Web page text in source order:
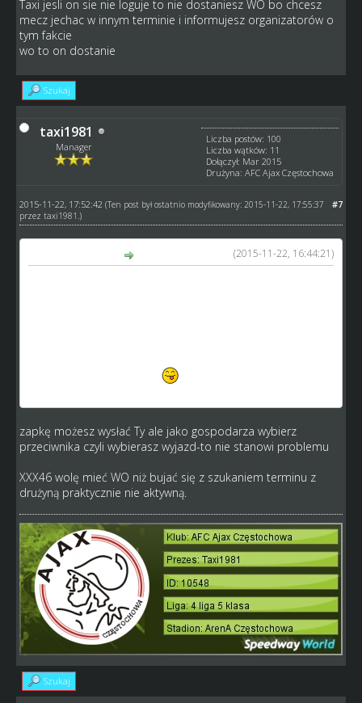
Taxi jesli on sie nie loguje to nie dostaniesz WO bo chcesz
mecz jechac w innym terminie i informujesz organizatorów o
tym fakcie
wo to on dostanie
Szukaj
taxi1981
Manager
Liczba postów: 100
Liczba wątków: 11
Dołączył: Mar 2015
Drużyna: AFC Ajax Częstochowa
#7
2015-11-22, 17:52:42 (Ten post był ostatnio modyfikowany: 2015-11-22, 17:55:37
przez taxi1981 .)
(2015-11-22, 16:44:21)
taxi1981 mam ten sam
zapkę możesz wysłać Ty ale jako gospodarza wybierz
przeciwnika czyli wybierasz wyjazd-to nie stanowi problemu
XXX46 wolę mieć WO niż bujać się z szukaniem terminu z
drużyną praktycznie nie aktywną.
Szukaj